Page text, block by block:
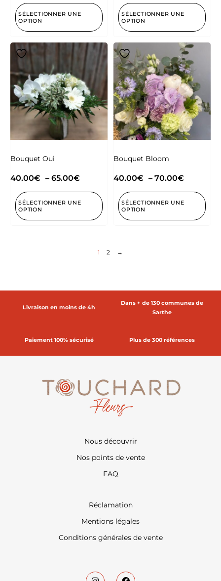
SÉLECTIONNER UNE
OPTION
SÉLECTIONNER UNE
OPTION
Bouquet Oui
40.00€ – 65.00€
SÉLECTIONNER UNE
OPTION
Bouquet Bloom
40.00€ – 70.00€
SÉLECTIONNER UNE
OPTION
1 2 →
Livraison en moins de 4h
Dans + de 130 communes de
Sarthe
Paiement 100% sécurisé Plus de 300 références
Nous découvrir
Nos points de vente
FAQ
Réclamation
Mentions légales
Conditions générales de vente